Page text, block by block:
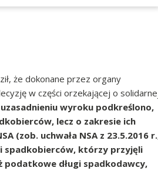
że dokonane przez organy
w części orzekającej o
wyroku podkreślono,
lecz o zakresie ich
(zob. uchwała NSA z 23.5.2016
spadkobierców, którzy przyjęli
długi spadkodawcy,